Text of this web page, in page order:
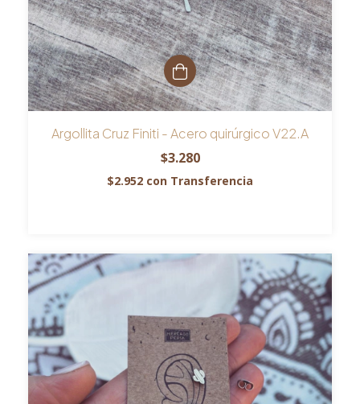
Argollita Cruz Finiti - Acero quirúrgico V22.A
$3.280
$2.952 con Transferencia